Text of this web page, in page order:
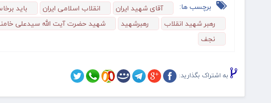
برچسب ها: آقای شهید ایران انقلاب اسلامی ایران باید
رهبر شهید انقلاب
رهبرشهید شهید حضرت آیت الله سیدعلی
نجف
به اشتراک بگذارید: